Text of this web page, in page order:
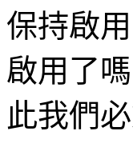
保持啟
啟用了
此我們